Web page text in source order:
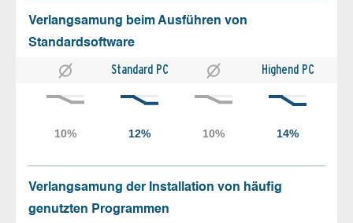
Verlangsamung beim Ausführen von
Standardsoftware
Standard PC Highend PC
Verlangsamung der Installation von häufig
genutzten Programmen